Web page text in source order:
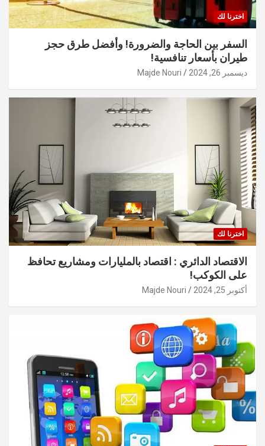
اخترنا لك
السفر بين الحاجة والضرورة! وأفضل طرق حجز
طيران بأسعار تنافسية!
ديسمبر 26, 2024 Majde Nouri
اخترنا لك
الاقتصاد الدائري : اقتصاد بالمليارات ومشاريع تحافظ
على الكوكب!
أكتوبر 25, 2024 Majde Nouri